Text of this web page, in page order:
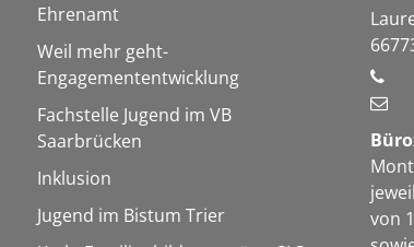
Ehrenamt
Weil mehr geht-
Engagemententwicklung
Fachstelle Jugend im VB
Saarbrücken
Inklusion
Jugend im Bistum Trier
von